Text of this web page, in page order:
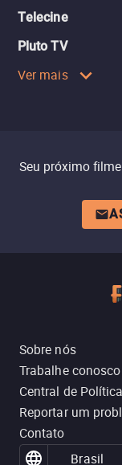
Telecine
Pluto TV
Ver mais
Seu próximo
Sobre nós
Trabalhe conosco
Central de
Reportar um
Contato
Brasil